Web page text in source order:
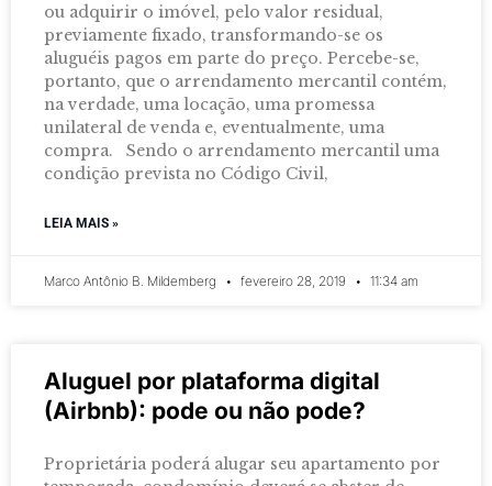
ou adquirir o imóvel, pelo valor residual,
previamente fixado, transformando-se os
aluguéis pagos em parte do preço. Percebe-se,
portanto, que o arrendamento mercantil contém,
na verdade, uma locação, uma promessa
unilateral de venda e, eventualmente, uma
compra. Sendo o arrendamento mercantil uma
condição prevista no Código Civil,
LEIA MAIS »
Marco Antônio B. Mildemberg fevereiro 28, 2019 11:34 am
Aluguel por plataforma digital
(Airbnb): pode ou não pode?
Proprietária poderá alugar seu apartamento por